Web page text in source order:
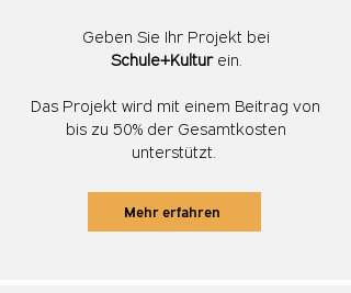
Geben Sie Ihr Projekt bei
Schule+Kulturein.
Das Projekt wird mit einem Beitrag von
bis zu 50% der Gesamtkosten
unterstützt.
Mehr erfahren